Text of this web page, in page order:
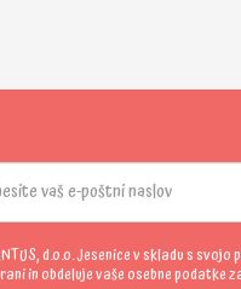
d.o.o. Jesenice v skladu s svojo
in obdeluje vaše osebne podatke